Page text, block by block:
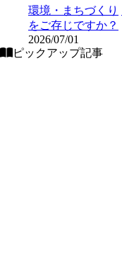
環境・まちづくり
をご存じですか？
2026/07/01
ピックアップ記事